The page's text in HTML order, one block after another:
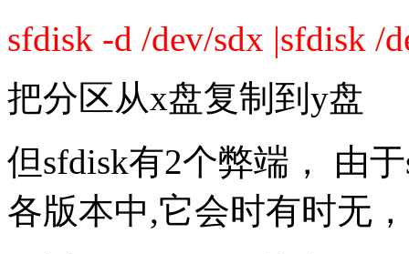
sfdisk -d /dev/sdx |sfdisk /
把分区从x盘复制到y盘
但sfdisk有2个弊端， 由
各版本中,它会时有时无